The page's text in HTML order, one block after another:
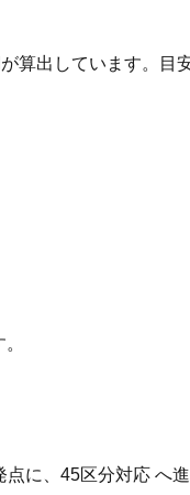
出しています。目
に、45区分対応 へ